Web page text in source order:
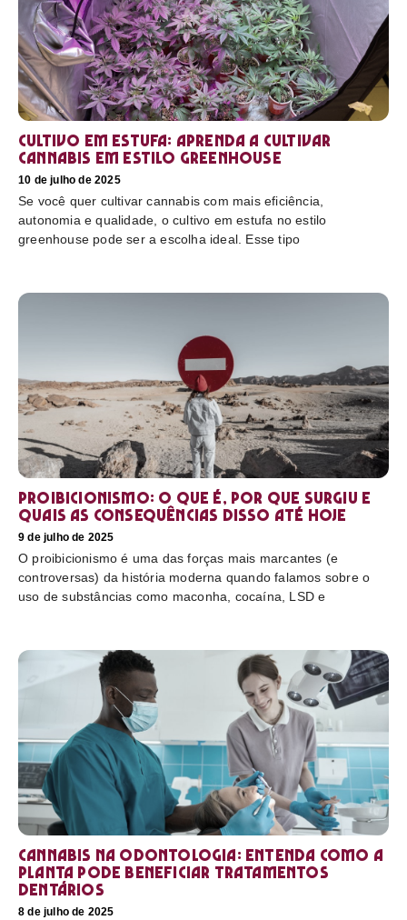
Cultivo em estufa: aprenda a cultivar
cannabis em estilo greenhouse
10 de julho de 2025
Se você quer cultivar cannabis com mais eficiência,
autonomia e qualidade, o cultivo em estufa no estilo
greenhouse pode ser a escolha ideal. Esse tipo
Proibicionismo: o que é, por que surgiu e
quais as consequências disso até hoje
9 de julho de 2025
O proibicionismo é uma das forças mais marcantes (e
controversas) da história moderna quando falamos sobre o
uso de substâncias como maconha, cocaína, LSD e
Cannabis na odontologia: entenda como a
planta pode beneficiar tratamentos
dentários
8 de julho de 2025